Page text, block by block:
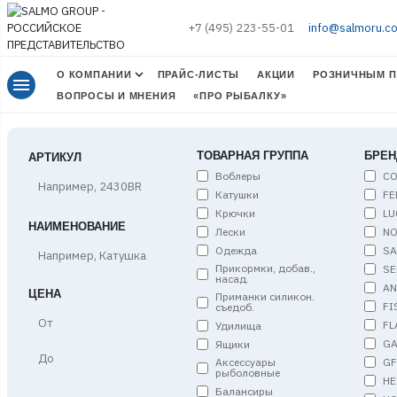
+7 (495) 223-55-01
menu О КОМПАНИИ ПРАЙС-ЛИСТЫ АКЦИИ
РОЗНИЧНЫМ
ВОПРОСЫ И МНЕНИЯ
«ПРО РЫБАЛКУ»
АРТИКУЛ
НАИМЕНОВАНИЕ
ЦЕНА
Цена,
Цена,
до
ТОВАРНАЯ ГРУППА
Воблеры
Катушки
Крючки
Лески
Одежда
Прикормки, добав.,
насад.
Приманки силикон.
съедоб.
Удилища
Ящики
Аксессуары
рыболовные
Балансиры
GF